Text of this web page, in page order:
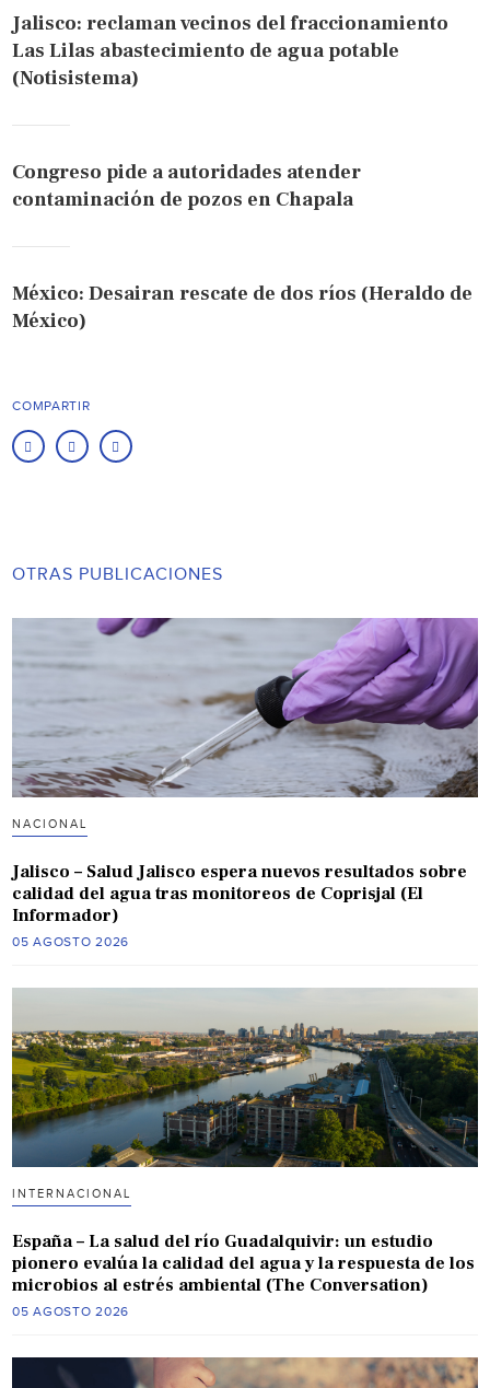
Jalisco: reclaman vecinos del fraccionamiento
Las Lilas abastecimiento de agua potable
(Notisistema)
Congreso pide a autoridades atender
contaminación de pozos en Chapala
México: Desairan rescate de dos ríos (Heraldo de
México)
COMPARTIR
OTRAS PUBLICACIONES
NACIONAL
Jalisco – Salud Jalisco espera nuevos resultados sobre
calidad del agua tras monitoreos de Coprisjal (El
Informador)
05 AGOSTO 2026
INTERNACIONAL
España – La salud del río Guadalquivir: un estudio
pionero evalúa la calidad del agua y la respuesta de los
microbios al estrés ambiental (The Conversation)
05 AGOSTO 2026